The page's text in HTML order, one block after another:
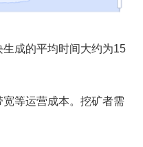
成的平均时间大约为15
等运营成本。挖矿者需